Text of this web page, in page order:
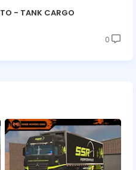
- TANK CARGO
0